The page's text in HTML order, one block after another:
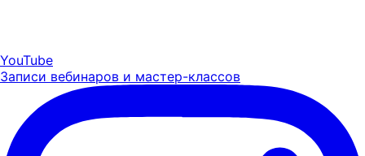
YouTube
Записи вебинаров и мастер-классов